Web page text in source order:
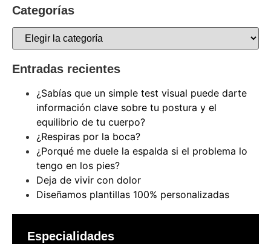
Categorías
Entradas recientes
¿Sabías que un simple test visual puede darte
información clave sobre tu postura y el
equilibrio de tu cuerpo?
¿Respiras por la boca?
¿Porqué me duele la espalda si el problema lo
tengo en los pies?
Deja de vivir con dolor
Diseñamos plantillas 100% personalizadas
Especialidades